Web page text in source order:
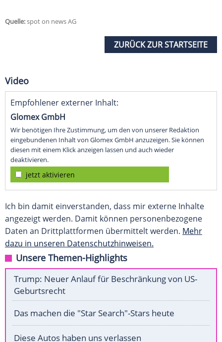
Quelle:spot on news AG
ZURÜCK ZUR STARTSEITE
Video
Empfohlener externer Inhalt:
Glomex GmbH
Wir benötigen Ihre Zustimmung, um den von unserer Redaktion
eingebundenen Inhalt von Glomex GmbH anzuzeigen. Sie können
diesen mit einem Klick anzeigen lassen und auch wieder
deaktivieren.
jetzt aktivieren
Ich bin damit einverstanden, dass mir externe Inhalte
angezeigt werden. Damit können personenbezogene
Daten an Drittplattformen übermittelt werden. Mehr
dazu in unseren Datenschutzhinweisen.
Unsere Themen-Highlights
Trump: Neuer Anlauf für Beschränkung von US-
Geburtsrecht
Das machen die "Star Search"-Stars heute
Diese Autos haben uns verlassen